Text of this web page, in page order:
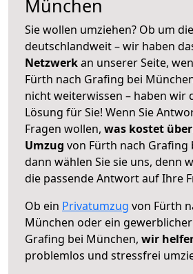
München
Sie wollen umziehen? Ob um
deutschlandweit – wir haben
Netzwerkan unserer Seite,
Fürth nach Grafing bei
nicht weiterwissen – haben wir
Lösung für Sie! Wenn Sie
Fragen wollen, was kostet
Umzug von Fürth nach Grafing
dann wählen Sie sie uns, denn
die passende Antwort auf Ihre
Ob ein Privatumzug von Fürth
München oder ein
Grafing bei München, wir
problemlos und stressfrei